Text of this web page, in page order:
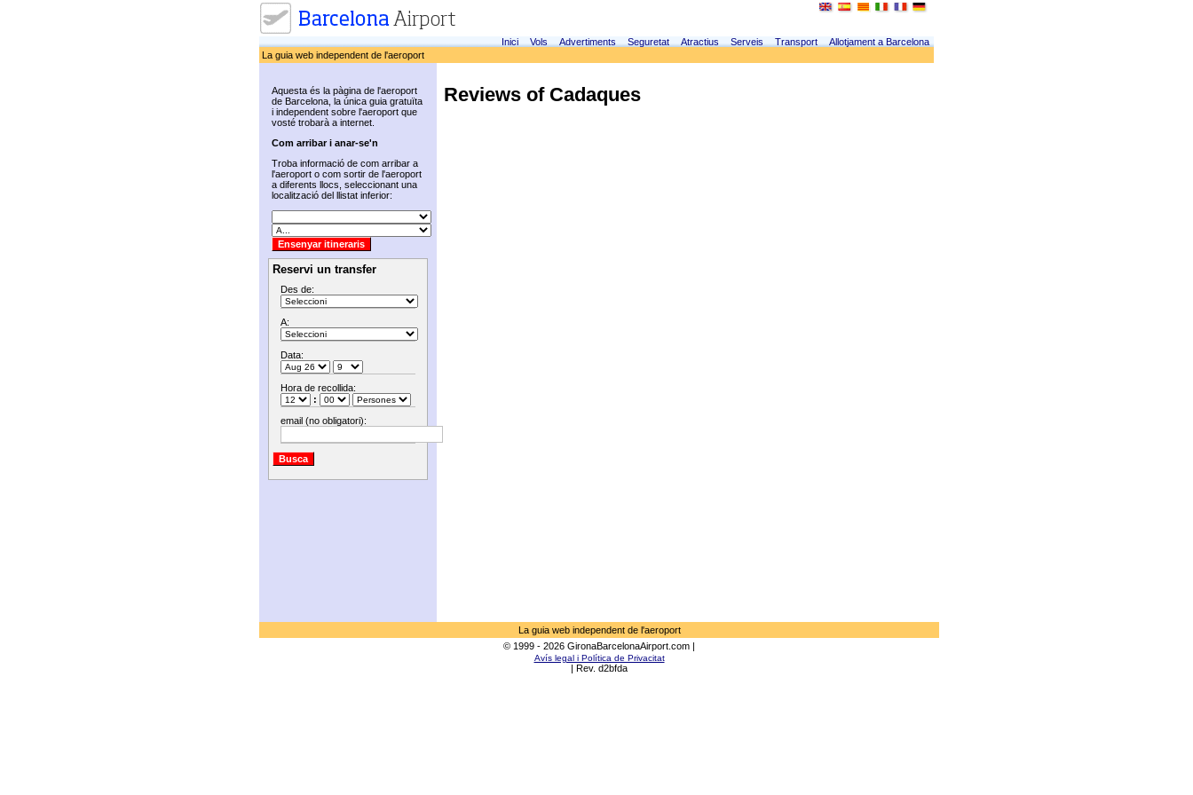
Inici Vols Advertiments Seguretat Atractius Serveis Transport
Allotjament a Barcelona
La guia web independent de l'aeroport
Aquesta és la pàgina de l'aeroport
de Barcelona, la única guia gratuïta
i independent sobre l'aeroport que
vosté trobarà a internet.
Com arribar i anar-se'n
Troba informació de com arribar a
l'aeroport o com sortir de l'aeroport
a diferents llocs, seleccionant una
localització del llistat inferior:
Reservi un transfer
Des de:
A:
Data:
Hora de recollida:
:
email (no obligatori):
Reviews of Cadaques
La guia web independent de l'aeroport
© 1999 - 2026 GironaBarcelonaAirport.com |
Avís legal i Política de Privacitat
| Rev. d2bfda